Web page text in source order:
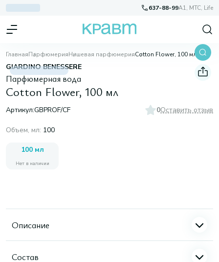
637-88-99A1, МТС, Life
ГлавнаяПарфюмерияНишевая парфюмерияCotton Flower, 100 мл
GIARDINO BENESSERE
Парфюмерная вода
Cotton Flower, 100 мл
Артикул:GBPROF/CF 0Оставить отзыв
Объем, мл: 100
100 мл
Нет в наличии
Описание
Состав